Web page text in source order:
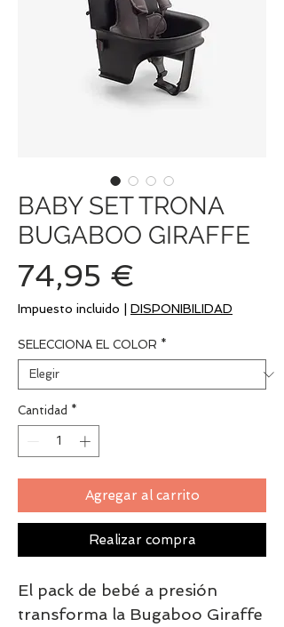
BABY SET TRONA
BUGABOO GIRAFFE
74,95 €
Impuesto incluido DISPONIBILIDAD
SELECCIONA EL COLOR *
Cantidad *
Agregar al carrito
Realizar compra
El pack de bebé a presión
transforma la Bugaboo Giraffe